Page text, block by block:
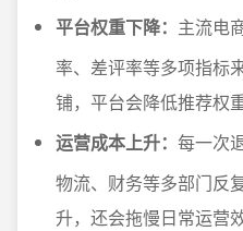
平台权重下降： 主流电
率、差评率等多项指标
铺，平台会降低推荐权
运营成本上升： 每一次
物流、财务等多部门反
升，还会拖慢日常运营效